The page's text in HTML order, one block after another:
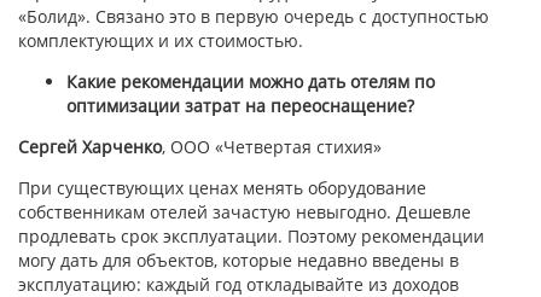
«Болид». Связано это в первую очередь с доступностью
комплектующих и их стоимостью.
Какие рекомендации можно дать отелям по
оптимизации затрат на переоснащение?
Сергей Харченко, ООО «Четвертая стихия»
При существующих ценах менять оборудование
собственникам отелей зачастую невыгодно. Дешевле
продлевать срок эксплуатации. Поэтому рекомендации
могу дать для объектов, которые недавно введены в
эксплуатацию: каждый год откладывайте из доходов